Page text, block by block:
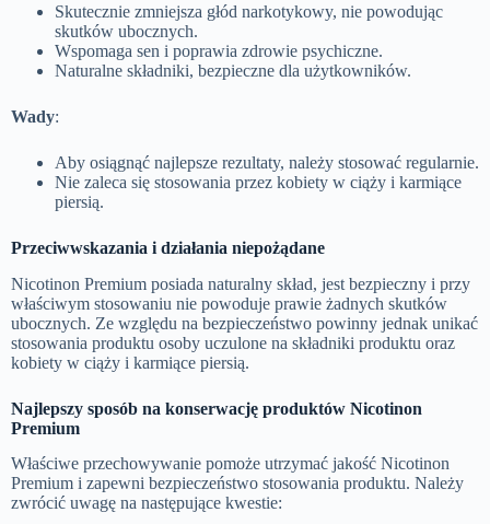
Skutecznie zmniejsza głód narkotykowy, nie powodując
skutków ubocznych.
Wspomaga sen i poprawia zdrowie psychiczne.
Naturalne składniki, bezpieczne dla użytkowników.
Wady:
Aby osiągnąć najlepsze rezultaty, należy stosować regularnie.
Nie zaleca się stosowania przez kobiety w ciąży i karmiące
piersią.
Przeciwwskazania i działania niepożądane
Nicotinon Premium posiada naturalny skład, jest bezpieczny i przy
właściwym stosowaniu nie powoduje prawie żadnych skutków
ubocznych. Ze względu na bezpieczeństwo powinny jednak unikać
stosowania produktu osoby uczulone na składniki produktu oraz
kobiety w ciąży i karmiące piersią.
Najlepszy sposób na konserwację produktów Nicotinon
Premium
Właściwe przechowywanie pomoże utrzymać jakość Nicotinon
Premium i zapewni bezpieczeństwo stosowania produktu. Należy
zwrócić uwagę na następujące kwestie: